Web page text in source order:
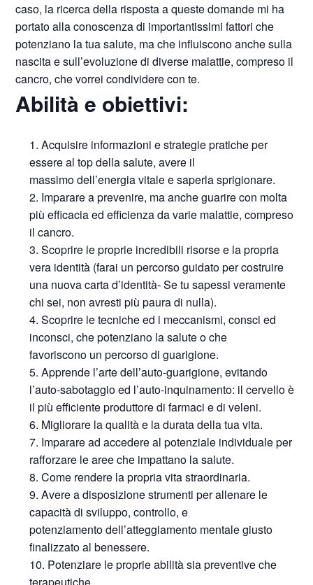
caso, la ricerca della risposta a queste domande mi ha
portato alla conoscenza di importantissimi fattori che
potenziano la tua salute, ma che influiscono anche sulla
nascita e sull’evoluzione di diverse malattie, compreso il
cancro, che vorrei condividere con te.
Abilità e obiettivi:
Acquisire informazioni e strategie pratiche per
essere al top della salute, avere il
massimo dell’energia vitale e saperla sprigionare.
Imparare a prevenire, ma anche guarire con molta
più efficacia ed efficienza da varie malattie, compreso
il cancro.
Scoprire le proprie incredibili risorse e la propria
vera identità (farai un percorso guidato per costruire
una nuova carta d’identità- Se tu sapessi veramente
chi sei, non avresti più paura di nulla).
Scoprire le tecniche ed i meccanismi, consci ed
inconsci, che potenziano la salute o che
favoriscono un percorso di guarigione.
Apprende l’arte dell’auto-guarigione, evitando
l’auto-sabotaggio ed l’auto-inquinamento: il cervello è
il più efficiente produttore di farmaci e di veleni.
Migliorare la qualità e la durata della tua vita.
Imparare ad accedere al potenziale individuale per
rafforzare le aree che impattano la salute.
Come rendere la propria vita straordinaria.
Avere a disposizione strumenti per allenare le
capacità di sviluppo, controllo, e
potenziamento dell’atteggiamento mentale giusto
finalizzato al benessere.
Potenziare le proprie abilità sia preventive che
terapeutiche.